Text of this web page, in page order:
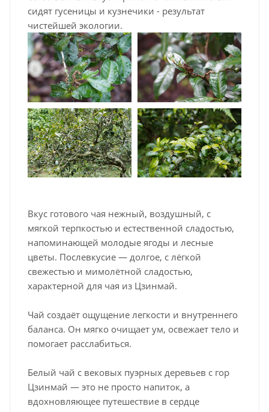
сидят гусеницы и кузнечики - результат
чистейшей экологии.
Вкус готового чая нежный, воздушный, с
мягкой терпкостью и естественной сладостью,
напоминающей молодые ягоды и лесные
цветы. Послевкусие — долгое, с лёгкой
свежестью и мимолётной сладостью,
характерной для чая из Цзинмай.
Чай создаёт ощущение легкости и внутреннего
баланса. Он мягко очищает ум, освежает тело и
помогает расслабиться.
Белый чай с вековых пуэрных деревьев с гор
Цзинмай — это не просто напиток, а
вдохновляющее путешествие в сердце